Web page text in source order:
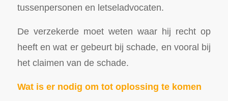
tussenpersonen en letseladvocaten.
De verzekerde moet weten waar hij recht op
heeft en wat er gebeurt bij schade, en vooral bij
het claimen van de schade.
Wat is er nodig om tot oplossing te komen